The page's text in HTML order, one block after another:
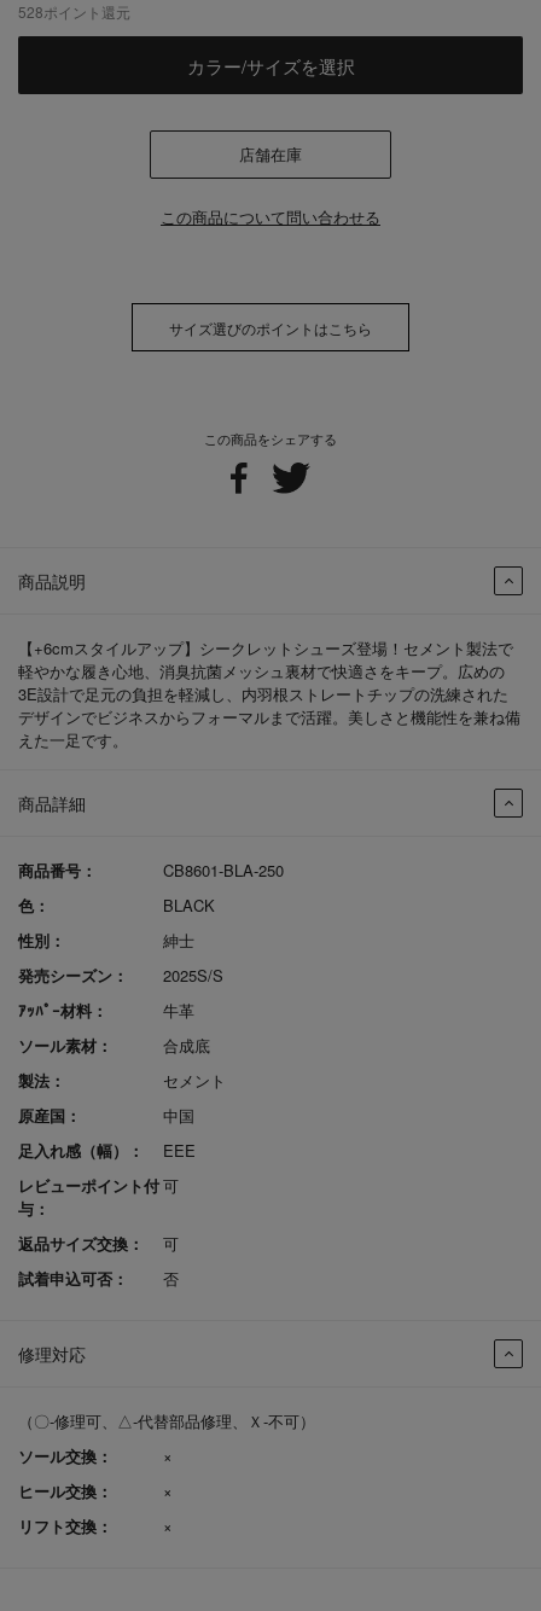
商品詳細
商品番号：
CB8601-BLA-250
色：
BLACK
性別：
紳士
発売シーズン：
2025S/S
ｱｯﾊﾟｰ材料：
牛革
ソール素材：
合成底
製法：
セメント
原産国：
中国
足入れ感（幅）：
EEE
レビューポイント付
与：
可
返品サイズ交換：
可
試着申込可否：
否
修理対応
（〇-修理可、△-代替部品修理、Ｘ-不可）
ソール交換：
×
ヒール交換：
×
リフト交換：
×
この商品をシェアする
商品説明
【+6cmスタイルアップ】シークレットシューズ登場！セメント製法で
軽やかな履き心地、消臭抗菌メッシュ裏材で快適さをキープ。広めの
3E設計で足元の負担を軽減し、内羽根ストレートチップの洗練された
デザインでビジネスからフォーマルまで活躍。美しさと機能性を兼ね備
えた一足です。
528ポイント還元
カラー/サイズを選択
店舗在庫
この商品について問い合わせる
サイズ選びのポイントはこちら